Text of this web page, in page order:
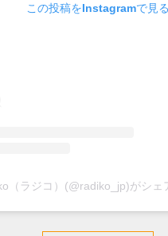
この投稿をInstagramで見る
（ラジコ）(@radiko_jp)がシェ